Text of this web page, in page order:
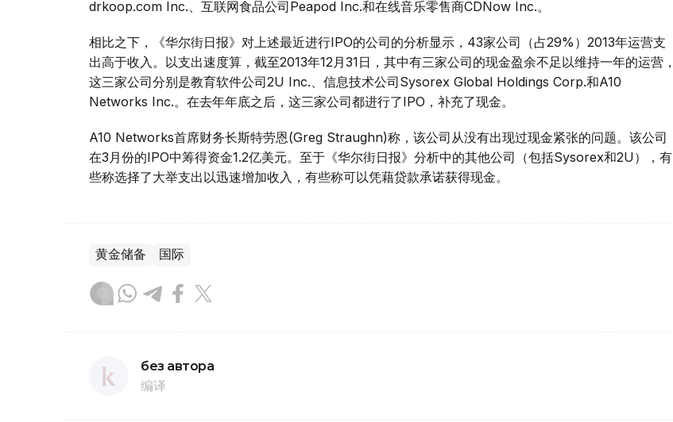
drkoop.com Inc.、互联网食品公司Peapod Inc.和在线音乐零售商CDNow Inc.。
相比之下，《华尔街日报》对上述最近进行IPO的公司的分析显示，43家公司（占29%）2013年运营支
出高于收入。以支出速度算，截至2013年12月31日，其中有三家公司的现金盈余不足以维持一年的运营，
这三家公司分别是教育软件公司2U Inc.、信息技术公司Sysorex Global Holdings Corp.和A10
Networks Inc.。在去年年底之后，这三家公司都进行了IPO，补充了现金。
A10 Networks首席财务长斯特劳恩(Greg Straughn)称，该公司从没有出现过现金紧张的问题。该公司
在3月份的IPO中筹得资金1.2亿美元。至于《华尔街日报》分析中的其他公司（包括Sysorex和2U），有
些称选择了大举支出以迅速增加收入，有些称可以凭藉贷款承诺获得现金。
黄金储备 国际
без автора
编译